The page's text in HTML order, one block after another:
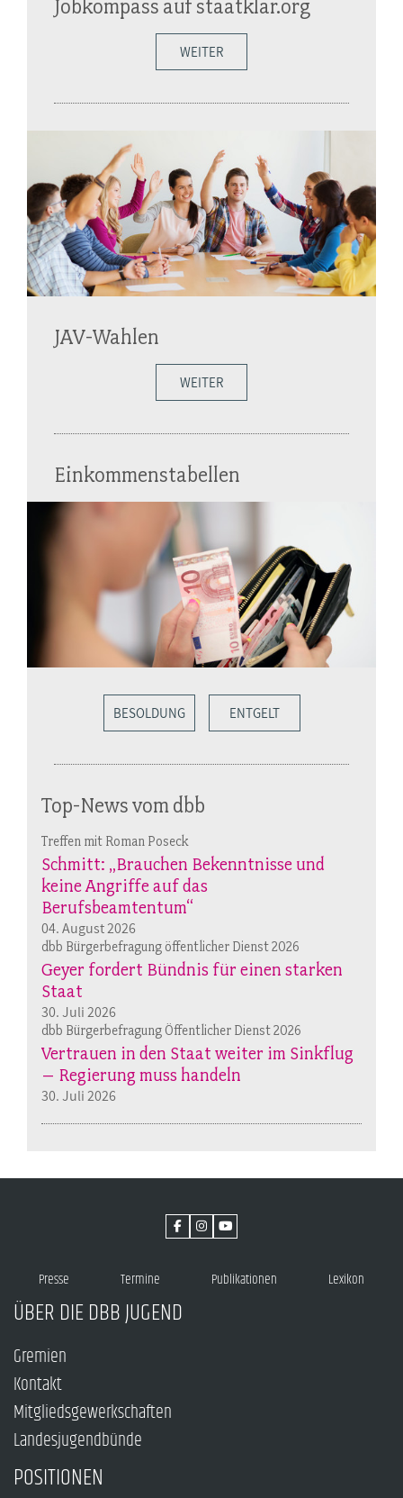
Jobkompass auf staatklar.org
WEITER
JAV-Wahlen
WEITER
Einkommenstabellen
BESOLDUNG ENTGELT
Top-News vom dbb
Treffen mit Roman Poseck
Schmitt: „Brauchen Bekenntnisse und
keine Angriffe auf das
Berufsbeamtentum“
04. August 2026
dbb Bürgerbefragung öffentlicher Dienst 2026
Geyer fordert Bündnis für einen starken
Staat
30. Juli 2026
dbb Bürgerbefragung Öffentlicher Dienst 2026
Vertrauen in den Staat weiter im Sinkflug
– Regierung muss handeln
30. Juli 2026
Presse Termine Publikationen Lexikon
ÜBER DIE DBB JUGEND
Gremien
Kontakt
Mitgliedsgewerkschaften
Landesjugendbünde
POSITIONEN